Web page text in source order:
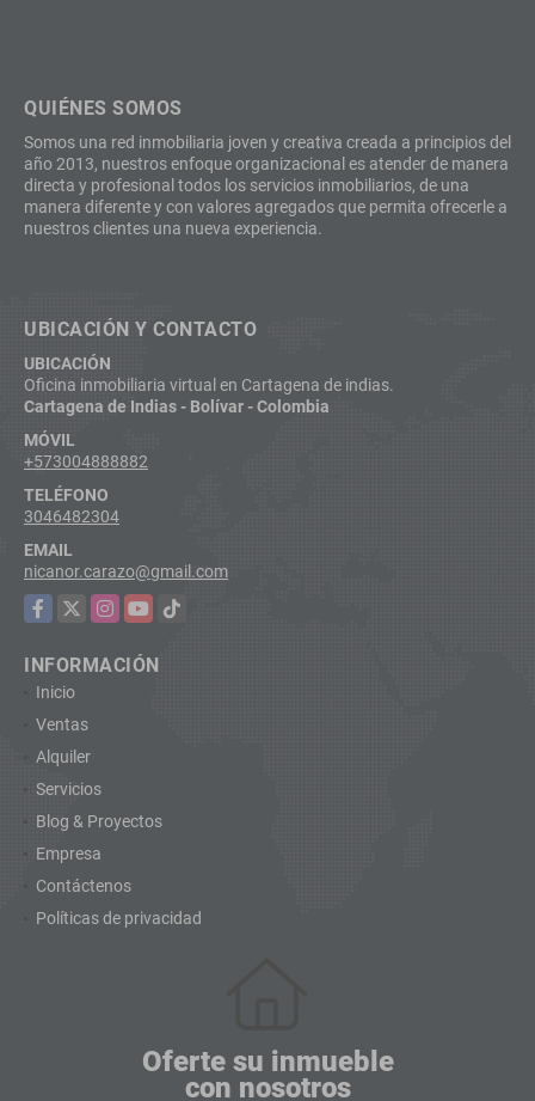
QUIÉNES SOMOS
Somos una red inmobiliaria joven y creativa creada a principios del
año 2013, nuestros enfoque organizacional es atender de manera
directa y profesional todos los servicios inmobiliarios, de una
manera diferente y con valores agregados que permita ofrecerle a
nuestros clientes una nueva experiencia.
UBICACIÓN Y CONTACTO
UBICACIÓN
Oficina inmobiliaria virtual en Cartagena de indias.
Cartagena de Indias - Bolívar - Colombia
MÓVIL
+573004888882
TELÉFONO
3046482304
EMAIL
nicanor.carazo@gmail.com
Facebook
X Instagram
YouTubeTikTok
INFORMACIÓN
Inicio
Ventas
Alquiler
Servicios
Blog & Proyectos
Empresa
Contáctenos
Políticas de privacidad
Oferte su inmueble
con nosotros